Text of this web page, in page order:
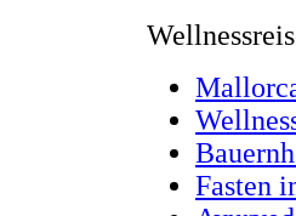
Fasten